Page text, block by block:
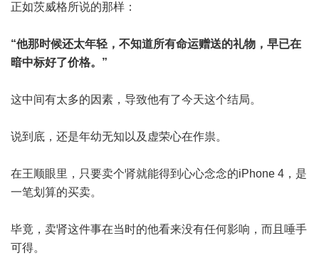
正如茨威格所说的那样：
“他那时候还太年轻，不知道所有命运赠送的礼物，早已在
暗中标好了价格。”
这中间有太多的因素，导致他有了今天这个结局。
说到底，还是年幼无知以及虚荣心在作祟。
在王顺眼里，只要卖个肾就能得到心心念念的iPhone 4，是
一笔划算的买卖。
毕竟，卖肾这件事在当时的他看来没有任何影响，而且唾手
可得。